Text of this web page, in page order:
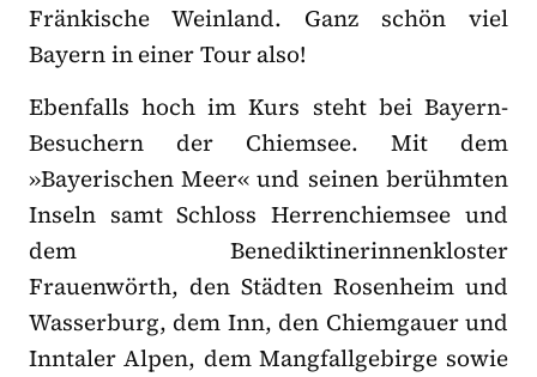
Fränkische Weinland. Ganz schön viel
Bayern in einer Tour also!
Ebenfalls hoch im Kurs steht bei Bayern-
Besuchern der Chiemsee. Mit dem
»Bayerischen Meer« und seinen berühmten
Inseln samt Schloss Herrenchiemsee und
dem Benediktinerinnenkloster
Frauenwörth, den Städten Rosenheim und
Wasserburg, dem Inn, den Chiemgauer und
Inntaler Alpen, dem Mangfallgebirge sowie